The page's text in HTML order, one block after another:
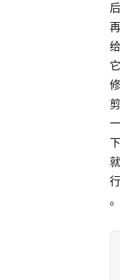
后
再
给
它
修
剪
一
下
就
行
。